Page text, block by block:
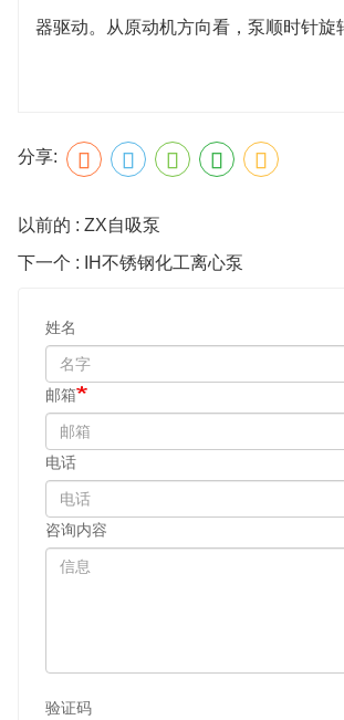
器驱动。从原动机方向看，泵顺时针旋
分享:
以前的 : ZX自吸泵
下一个 : IH不锈钢化工离心泵
姓名
邮箱
电话
咨询内容
验证码